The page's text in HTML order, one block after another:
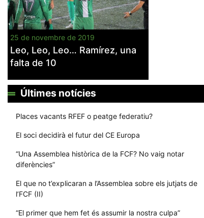
25 de novembre de 2019
Leo, Leo, Leo… Ramírez, una
falta de 10
Últimes notícies
Places vacants RFEF o peatge federatiu?
El soci decidirà el futur del CE Europa
“Una Assemblea històrica de la FCF? No vaig notar
diferències”
El que no t’explicaran a l’Assemblea sobre els jutjats de
l’FCF (II)
“El primer que hem fet és assumir la nostra culpa”